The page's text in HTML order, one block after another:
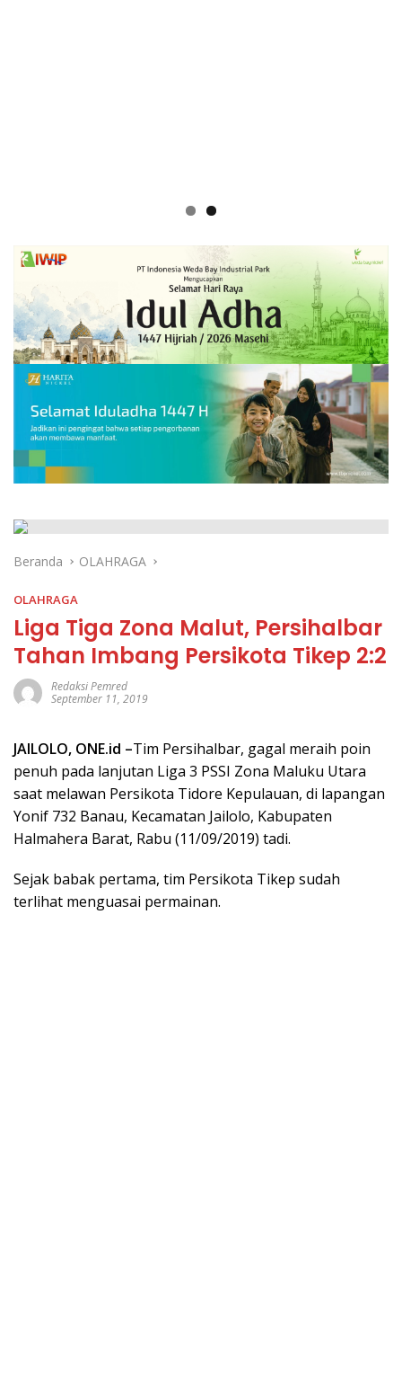
Beranda OLAHRAGA
OLAHRAGA
Liga Tiga Zona Malut, Persihalbar
Tahan Imbang Persikota Tikep 2:2
Redaksi Pemred
September 11, 2019
JAILOLO, ONE.id –Tim Persihalbar, gagal meraih poin
penuh pada lanjutan Liga 3 PSSI Zona Maluku Utara
saat melawan Persikota Tidore Kepulauan, di lapangan
Yonif 732 Banau, Kecamatan Jailolo, Kabupaten
Halmahera Barat, Rabu (11/09/2019) tadi.
Sejak babak pertama, tim Persikota Tikep sudah
terlihat menguasai permainan.